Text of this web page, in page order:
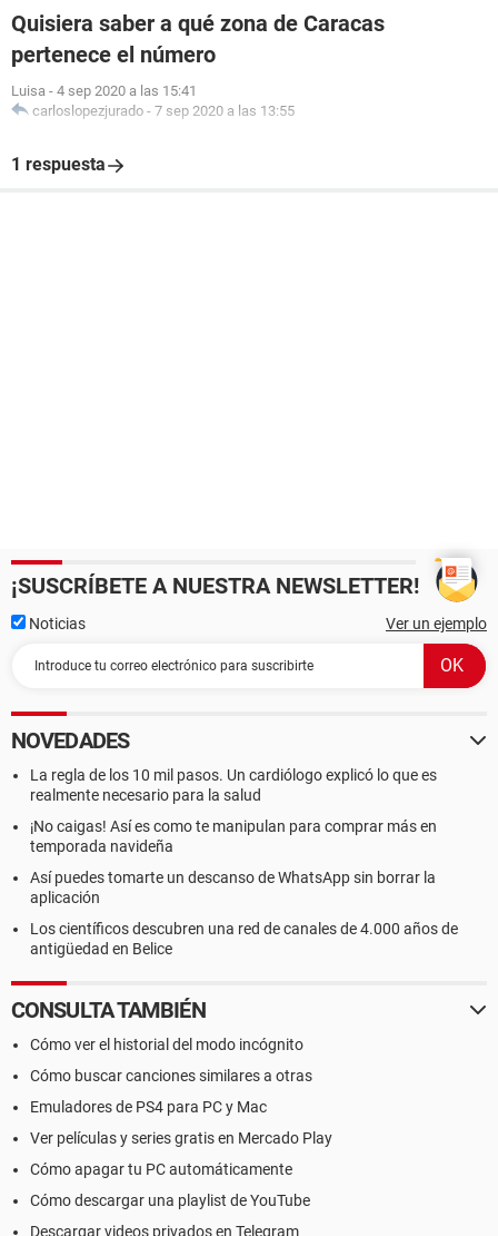
Quisiera saber a qué zona de Caracas
pertenece el número
Luisa - 4 sep 2020 a las 15:41
carloslopezjurado - 7 sep 2020 a las 13:55
1 respuesta
¡SUSCRÍBETE A NUESTRA NEWSLETTER!
Noticias Ver un ejemplo
NOVEDADES
La regla de los 10 mil pasos. Un cardiólogo explicó lo que es
realmente necesario para la salud
¡No caigas! Así es como te manipulan para comprar más en
temporada navideña
Así puedes tomarte un descanso de WhatsApp sin borrar la
aplicación
Los científicos descubren una red de canales de 4.000 años de
antigüedad en Belice
CONSULTA TAMBIÉN
Cómo ver el historial del modo incógnito
Cómo buscar canciones similares a otras
Emuladores de PS4 para PC y Mac
Ver películas y series gratis en Mercado Play
Cómo apagar tu PC automáticamente
Cómo descargar una playlist de YouTube
Descargar videos privados en Telegram